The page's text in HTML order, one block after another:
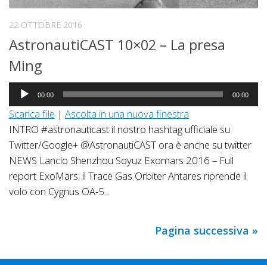
22 OTTOBRE 2016
AstronautiCAST 10×02 – La presa
Ming
Audio
Player
00:00 00:00
Scarica file | Ascolta in una nuova finestra
INTRO #astronauticast il nostro hashtag ufficiale su
Twitter/Google+ @AstronautiCAST ora è anche su twitter
NEWS Lancio Shenzhou Soyuz Exomars 2016 – Full
report ExoMars: il Trace Gas Orbiter Antares riprende il
volo con Cygnus OA-5...
Pagina successiva »